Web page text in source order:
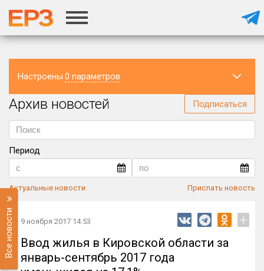
Настроены 0 параметров
Регион
Архив новостей Подписаться
Период
Актуальные новости Прислать новость
Все новости 9 ноября 2017 14:53 +
Ввод жилья в Кировской области за
январь-сентябрь 2017 года